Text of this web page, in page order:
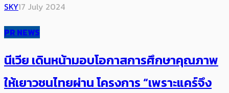
SKY17 July 2024
PR NEWS
นีเวีย เดินหน้ามอบโอกาสการศึกษาคุณภาพ
ให้เยาวชนไทยผ่าน โครงการ “เพราะแคร์จึง